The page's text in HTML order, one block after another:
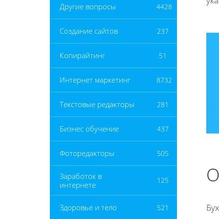
Другие вопросы 4428
Создание сайтов 237
Копирайтинг 51
Интернет маркетинг 8732
Текстовые редакторы 281
Бизнес обучение 437
Фоторедакторы 505
Заработок в
интернете
125
Здоровье и тело 521